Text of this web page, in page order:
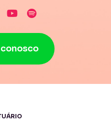
conosco